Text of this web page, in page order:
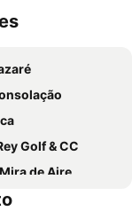
Golf & CC
de Aire
Alcobaça